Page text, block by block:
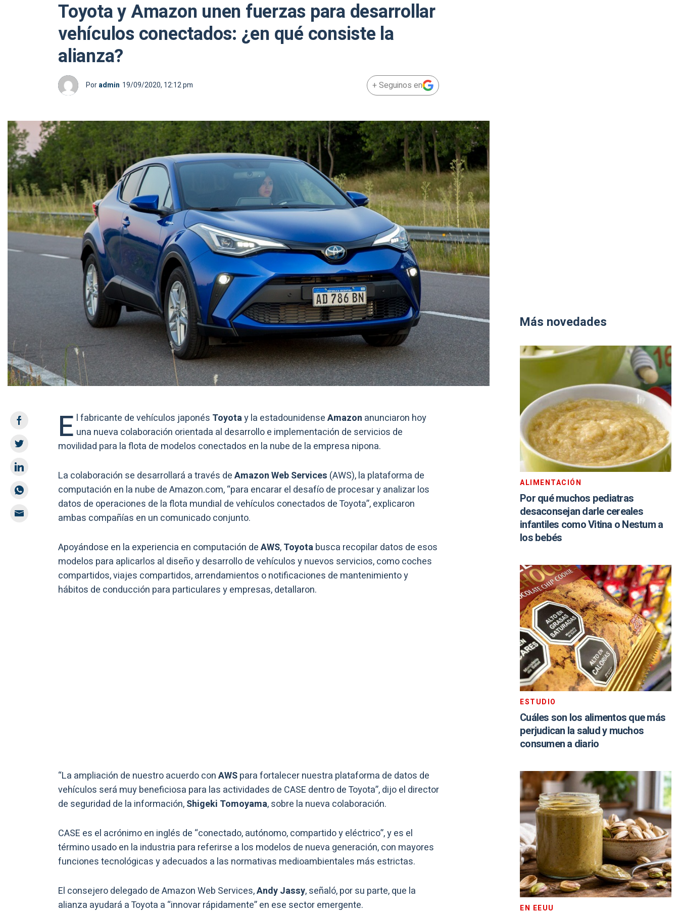
Toyota y Amazon unen fuerzas para desarrollar
vehículos conectados: ¿en qué consiste la
alianza?
Poradmin 19/09/2020, 12:12 pm + Seguinos en
E l fabricante de vehículos japonés Toyotay la estadounidenseAmazon anunciaron hoy
una nueva colaboración orientada al desarrollo e implementación de servicios de
movilidad para la flota de modelos conectados en la nube de la empresa nipona.
La colaboración se desarrollará a través deAmazon Web Services (AWS), la plataforma de
computación en la nube de Amazon.com, “para encarar el desafío de procesar y analizar los
datos de operaciones de la flota mundial de vehículos conectados de Toyota”, explicaron
ambas compañías en un comunicado conjunto.
Apoyándose en la experiencia en computación deAWS,Toyotabusca recopilar datos de esos
modelos para aplicarlos al diseño y desarrollo de vehículos y nuevos servicios, como coches
compartidos, viajes compartidos, arrendamientos o notificaciones de mantenimiento y
hábitos de conducción para particulares y empresas, detallaron.
“La ampliación de nuestro acuerdo conAWSpara fortalecer nuestra plataforma de datos de
vehículos será muy beneficiosa para las actividades de CASE dentro de Toyota”, dijo el director
de seguridad de la información,Shigeki Tomoyama, sobre la nueva colaboración.
CASE es el acrónimo en inglés de “conectado, autónomo, compartido y eléctrico”, y es el
término usado en la industria para referirse a los modelos de nueva generación, con mayores
funciones tecnológicas y adecuados a las normativas medioambientales más estrictas.
El consejero delegado de Amazon Web Services,Andy Jassy, señaló, por su parte, que la
alianza ayudará a Toyota a “innovar rápidamente” en ese sector emergente.
Más novedades
ALIMENTACIÓN
Por qué muchos pediatras
desaconsejan darle cereales
infantiles como Vitina o Nestum a
los bebés
ESTUDIO
Cuáles son los alimentos que más
perjudican la salud y muchos
consumen a diario
EN EEUU